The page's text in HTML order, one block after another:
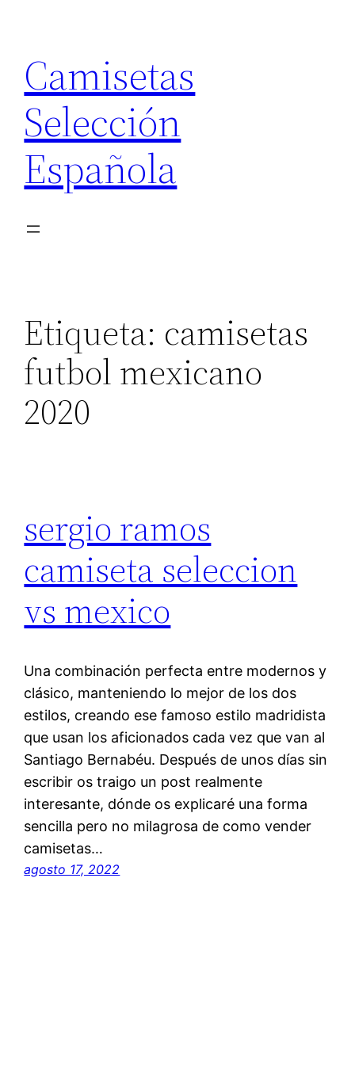
contenido
Camisetas
Selección
Española
Etiqueta: camisetas
futbol mexicano
2020
sergio ramos
camiseta seleccion
vs mexico
Una combinación perfecta entre modernos y
clásico, manteniendo lo mejor de los dos
estilos, creando ese famoso estilo madridista
que usan los aficionados cada vez que van al
Santiago Bernabéu. Después de unos días sin
escribir os traigo un post realmente
interesante, dónde os explicaré una forma
sencilla pero no milagrosa de como vender
camisetas…
agosto 17, 2022